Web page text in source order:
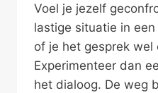
Voel je jezelf
lastige situatie in
of je het gesprek
Experimenteer dan
het dialoog. De weg